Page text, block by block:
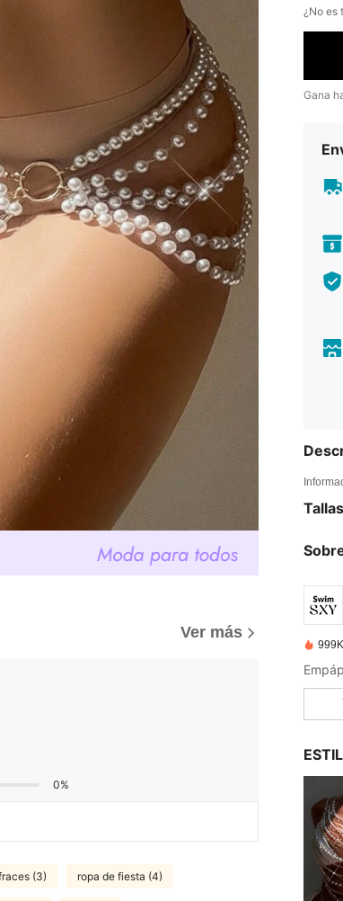
Ver más
0%
(3) ropa de fiesta (4)
¿No es
Gana